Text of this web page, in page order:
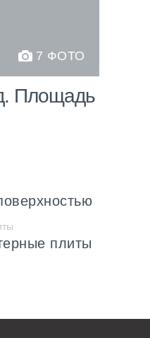
7 ФОТО
Площадь
плиты